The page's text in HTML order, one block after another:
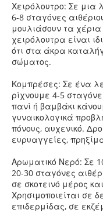
Χειρόλουτρο: Σε μια
6-8 σταγόνες
μουλιάσουν τα
χειρόλουτρα είναι
ότι στα άκρα
σώματος.
Κομπρέσες: Σε ένα
ρίχνουμε 4-5
πανί ή βαμβάκι
γυναικολογικά
πόνους, αυχενικό.
ευρυαγγείες,
Αρωματικό Νερό: Σε
20-30 σταγόνες
σε σκοτεινό μέρος
Χρησιμοποιείται σε
επιδερμίδας, σε